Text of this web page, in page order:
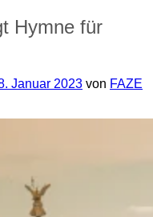
Hymne für
Januar 2023 von FAZE